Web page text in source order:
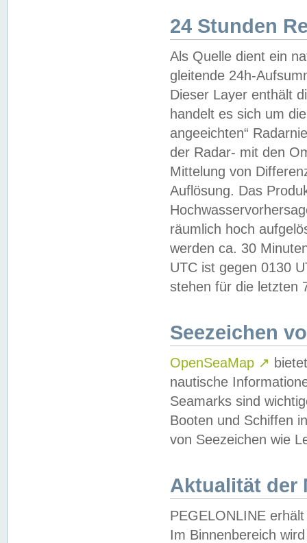
24 Stunden
Als Quelle dient ein
gleitende 24h-
Dieser Layer enthält
handelt es sich um
angeeichten“
der Radar- mit den
Mittelung von
Auflösung. Das
räumlich hoch
werden ca. 30
UTC ist gegen 0130
stehen für die letzten
Seezeichen
OpenSeaMap ↗
nautische
Seamarks sind
Booten und Schiffen
von Seezeichen wie
Aktualität der
PEGELONLINE
Im Binnenbereich